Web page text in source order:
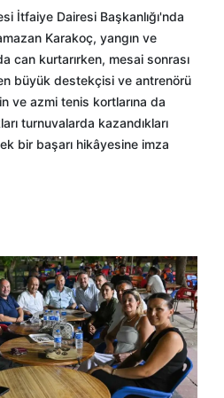
İtfaiye Dairesi Başkanlığı'nda
Karakoç, yangın ve
can kurtarırken, mesai sonrası
en büyük destekçisi ve antrenörü
ve azmi tenis kortlarına da
turnuvalarda kazandıkları
bir başarı hikâyesine imza